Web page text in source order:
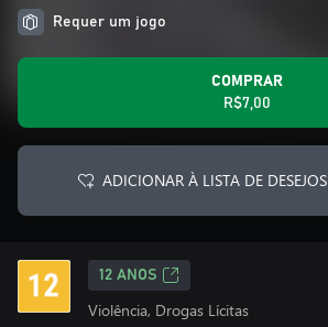
Requer um jogo
COMPRAR
R$7,00
ADICIONAR À LISTA DE DESEJOS
12 ANOS
Violência, Drogas Lícitas